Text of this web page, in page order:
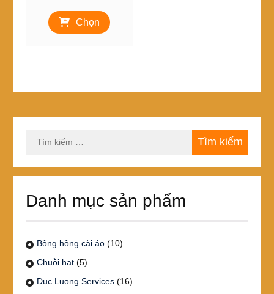
Chọn
phẩm
chọn
trang
kiếm
Danh mục sản phẩm
Bông hồng cài áo (10)
Chuỗi hạt (5)
Duc Luong Services (16)